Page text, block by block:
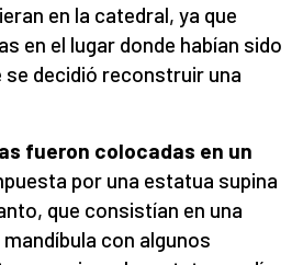
en la catedral, ya que
en el lugar donde habían sido
se decidió reconstruir una
fueron colocadas en un
por una estatua supina
que consistían en una
con algunos